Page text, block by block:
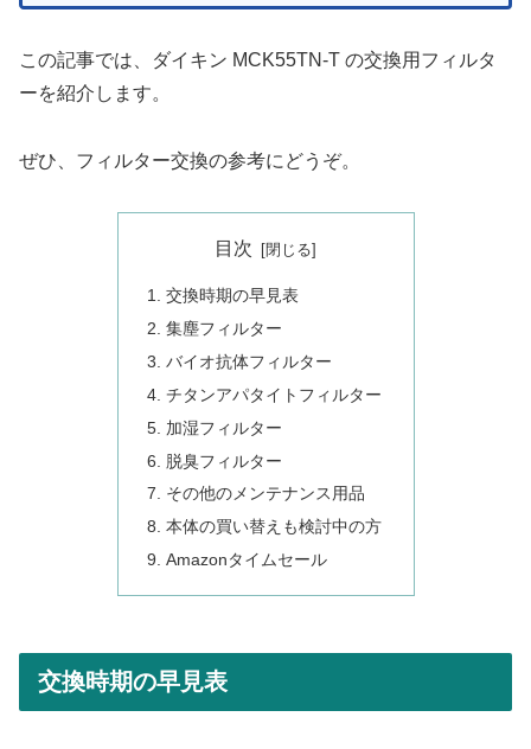
この記事では、ダイキン MCK55TN-T の交換用フィルタ
ーを紹介します。
ぜひ、フィルター交換の参考にどうぞ。
目次
交換時期の早見表
集塵フィルター
バイオ抗体フィルター
チタンアパタイトフィルター
加湿フィルター
脱臭フィルター
その他のメンテナンス用品
本体の買い替えも検討中の方
Amazonタイムセール
交換時期の早見表